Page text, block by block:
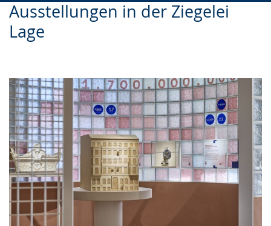
Ausstellungen in der Ziegelei
Lage